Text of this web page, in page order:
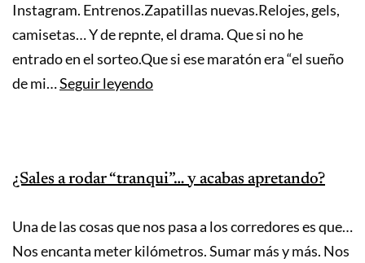
tienes
tiempo)
Instagram. Entrenos.Zapatillas nuevas.Relojes, gels,
camisetas… Y de repnte, el drama. Que si no he
entrado en el sorteo.Que si ese maratón era “el sueño
de mi…Seguir leyendoLo
cuenta
los
majors
¿Sales a rodar “tranqui”… y acabas apretando?
Una de las cosas que nos pasa a los corredores es que…
Nos encanta meter kilómetros. Sumar más y más. Nos